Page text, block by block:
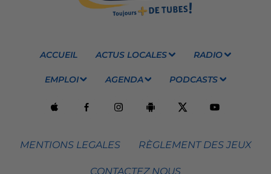
ACCUEIL ACTUS LOCALES RADIO
EMPLOI AGENDA PODCASTS
MENTIONS LEGALES RÈGLEMENT DES JEUX
CONTACTEZ NOUS